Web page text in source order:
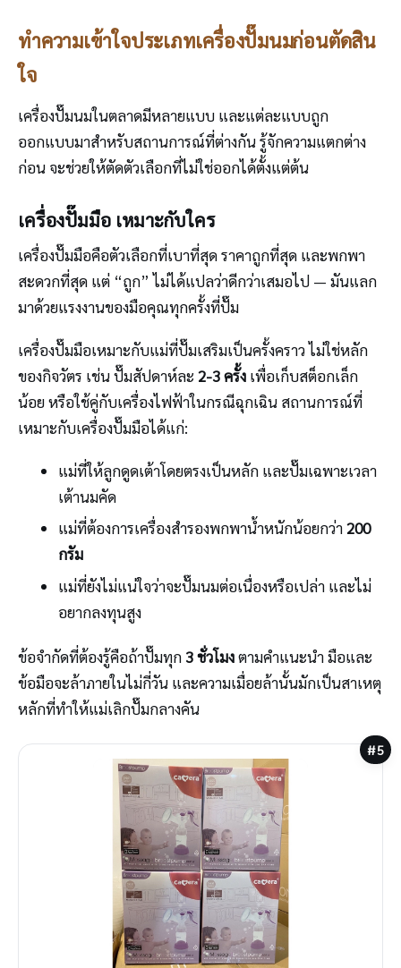
ทำความเข้าใจประเภทเครื่องปั๊มนมก่อนตัดสิน
ใจ
เครื่องปั๊มนมในตลาดมีหลายแบบ และแต่ละแบบถูก
ออกแบบมาสำหรับสถานการณ์ที่ต่างกัน รู้จักความแตกต่าง
ก่อน จะช่วยให้ตัดตัวเลือกที่ไม่ใช่ออกได้ตั้งแต่ต้น
เครื่องปั๊มมือ เหมาะกับใคร
เครื่องปั๊มมือคือตัวเลือกที่เบาที่สุด ราคาถูกที่สุด และพกพา
สะดวกที่สุด แต่ “ถูก” ไม่ได้แปลว่าดีกว่าเสมอไป — มันแลก
มาด้วยแรงงานของมือคุณทุกครั้งที่ปั๊ม
เครื่องปั๊มมือเหมาะกับแม่ที่ปั๊มเสริมเป็นครั้งคราว ไม่ใช่หลัก
ของกิจวัตร เช่น ปั๊มสัปดาห์ละ 2-3 ครั้ง เพื่อเก็บสต็อกเล็ก
น้อย หรือใช้คู่กับเครื่องไฟฟ้าในกรณีฉุกเฉิน สถานการณ์ที่
เหมาะกับเครื่องปั๊มมือได้แก่:
แม่ที่ให้ลูกดูดเต้าโดยตรงเป็นหลัก และปั๊มเฉพาะเวลา
เต้านมคัด
แม่ที่ต้องการเครื่องสำรองพกพาน้ำหนักน้อยกว่า200
กรัม
แม่ที่ยังไม่แน่ใจว่าจะปั๊มนมต่อเนื่องหรือเปล่า และไม่
อยากลงทุนสูง
ข้อจำกัดที่ต้องรู้คือถ้าปั๊มทุก 3 ชั่วโมงตามคำแนะนำ มือและ
ข้อมือจะล้าภายในไม่กี่วัน และความเมื่อยล้านั้นมักเป็นสาเหตุ
หลักที่ทำให้แม่เลิกปั๊มกลางคัน
#5